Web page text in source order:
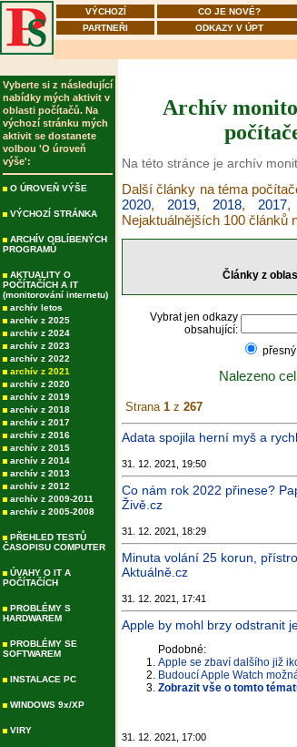
VÝCHOZÍ CO JE NOVÉ?
PARTNEŘI
ODKAZY V ÚPT
Vyberte si z následující
nabídky mých aktivit v
oblasti počítačů. Na
výchozí stránku mých
aktivit se dostanete
volbou 'O úroveň
výše':
O ÚROVEŇ VÝŠE
VÝCHOZÍ STRÁNKA
ARCHÍV OBLÍBENÝCH
PROGRAMŮ
AKTUALITY O
POČÍTAČÍCH A IT
(monitorování internetu)
archív letos
archív z 2025
archív z 2024
archív z 2023
archív z 2022
archív z 2021
archív z 2020
archív z 2019
archív z 2018
archív z 2017
archív z 2016
archív z 2015
archív z 2014
archív z 2013
archív z 2012
archív z 2009-2011
archív z 2005-2008
PŘEHLED TESTŮ
ČASOPISU COMPUTER
ÚVAHY O IT A
POČÍTAČÍCH
PROBLÉMY S
HARDWAREM
PROBLÉMY SE
SOFTWAREM
INSTALACE PC
WINDOWS 9x/XP
VIRY
Archív
Na této stránce je archív
Další články na téma
2020, 2019, 2018, 2017,
Nejaktuálnějších 100 článků
Články z
Vybrat jen odkazy
obsahující:
Nalezeno
Strana 1 z 267
Adata spojila herní myš a
31. 12. 2021, 19:50
Co nám rok 2022 přinese?
Živě.cz
31. 12. 2021, 18:29
Minuta volání 25 korun,
Aktuálně.cz
31. 12. 2021, 17:41
Apple by mohl brzy odstranit
Podobné:
Apple se zbaví dalšího již
Budoucí Apple Watch
Zobrazit vše o tomto
31. 12. 2021, 17:00